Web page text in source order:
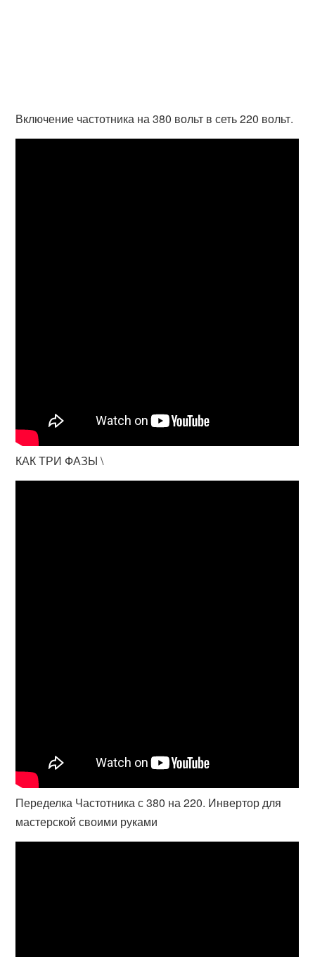
Включение частотника на 380 вольт в сеть 220 вольт.
КАК ТРИ ФАЗЫ \
Переделка Частотника с 380 на 220. Инвертор для
мастерской своими руками